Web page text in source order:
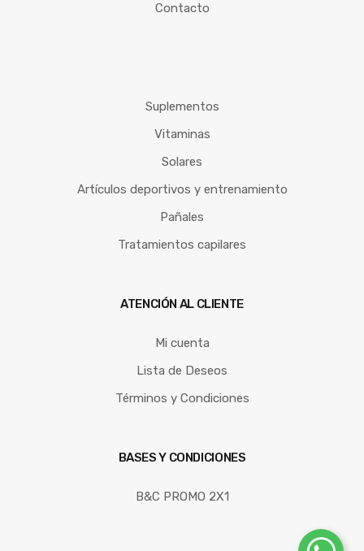
Contacto
Suplementos
Vitaminas
Solares
Artículos deportivos y entrenamiento
Pañales
Tratamientos capilares
ATENCIÓN AL CLIENTE
Mi cuenta
Lista de Deseos
Términos y Condiciones
BASES Y CONDICIONES
B&C PROMO 2X1